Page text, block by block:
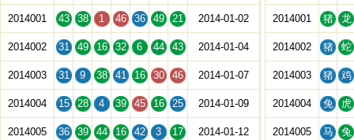
2014001 43 38 1 46 36 49 21 2014-01-02
2014002 31 49 16 32 6 44 43 2014-01-04
2014003 31 9 38 41 16 30 46 2014-01-07
2014004 15 28 4 39 45 16 25 2014-01-09
2014005 36 39 44 16 42 3 17 2014-01-12
2014001 猪 龙
2014002 猪 蛇
2014003 猪 鸡
2014004 兔 虎
2014005 马 兔